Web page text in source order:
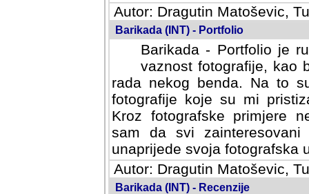
Autor: Dragutin Matoševic,
Barikada (INT) - Portfolio
Barikada - Portfolio je
vaznost fotografije, kao
rada nekog benda. Na to
fotografije koje su mi
fotografske primjere
svi zainteresovani
svoja fotografska umijeca.
Autor: Dragutin Matoševic,
Barikada (INT) - Recenzije